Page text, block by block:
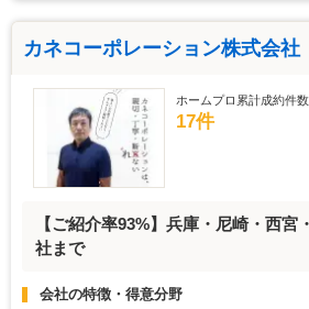
カネコーポレーション株式会社
ホームプロ累計成約件数
17件
【ご紹介率93%】兵庫・​尼崎・西宮
社まで
会社の特徴・得意分野